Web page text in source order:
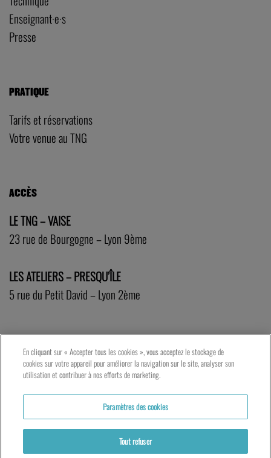
Enseignant·e·s
Presse
PRATIQUE
Tarifs et réservations
Votre venue au TNG
ACCÈS
LE TNG – VAISE
23 rue de Bourgogne – Lyon 9ème
LES ATELIERS – PRESQU’ÎLE
5 rue du Petit David – Lyon 2ème
En cliquant sur « Accepter tous les cookies », vous acceptez le stockage de
cookies sur votre appareil pour améliorer la navigation sur le site, analyser son
utilisation et contribuer à nos efforts de marketing.
Paramètres des cookies
Tout refuser